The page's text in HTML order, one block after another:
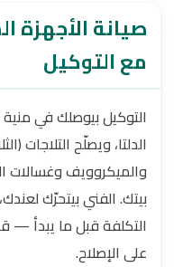
صيانة الأجهزة
مع التوكيل
التوكيل بيوصلك في
الدلتا، ويصلّح التلاجات
والميكروويف وغسالات
بيتك. الفني بيتحرّك
التكلفة قبل ما يبدأ
على الإصلاح.